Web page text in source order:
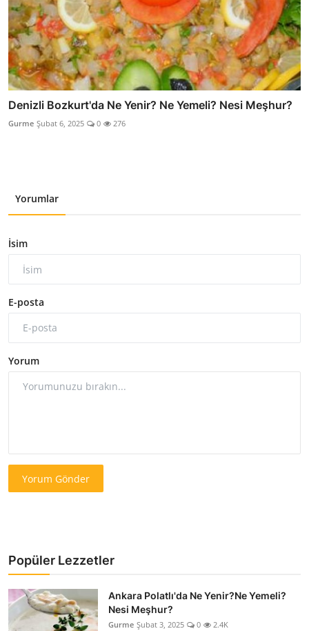
Denizli Bozkurt'da Ne Yenir? Ne Yemeli? Nesi Meşhur?
Gurme Şubat 6, 2025 0 276
Yorumlar
İsim
E-posta
Yorum
Yorum Gönder
Popüler Lezzetler
Ankara Polatlı'da Ne Yenir?Ne Yemeli?
Nesi Meşhur?
Gurme Şubat 3, 2025 0 2.4K